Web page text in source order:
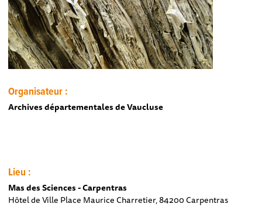
Organisateur :
Archives départementales de Vaucluse
Lieu :
Mas des Sciences - Carpentras
Hôtel de Ville Place Maurice Charretier, 84200 Carpentras